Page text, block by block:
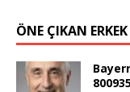
ÖNE ÇIKAN